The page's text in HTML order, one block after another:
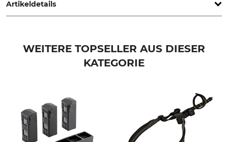
Artikeldetails
Herstellung
WEITERE TOPSELLER AUS DIESER
KATEGORIE